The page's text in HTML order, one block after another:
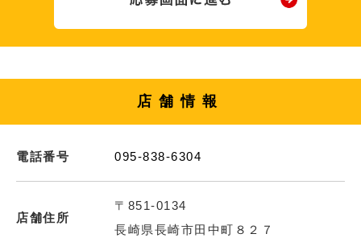
店舗情報
電話番号 095-838-6304
店舗住所
〒851-0134
長崎県長崎市田中町８２７